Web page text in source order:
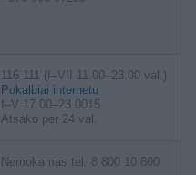
116 111 (I–VII 11.00–23.00 val.)
Pokalbiai internetu
I–V 17.00–23.0015
Atsako per 24 val.
Nemokamas tel. 8 800 10 800